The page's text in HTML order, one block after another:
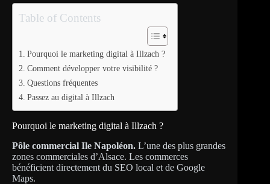
Table of Contents
Pourquoi le marketing digital à Illzach ?
Comment développer votre visibilité ?
Questions fréquentes
Passez au digital à Illzach
Pourquoi le marketing digital à Illzach ?
Pôle commercial Ile Napoléon. L’une des plus grandes
zones commerciales d’Alsace. Les commerces
bénéficient directement du SEO local et de Google
Maps.